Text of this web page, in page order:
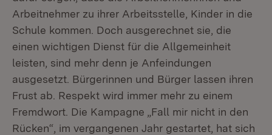
Arbeitnehmer zu ihrer Arbeitsstelle, Kinder in die
Schule kommen. Doch ausgerechnet sie, die
einen wichtigen Dienst für die Allgemeinheit
leisten, sind mehr denn je Anfeindungen
ausgesetzt. Bürgerinnen und Bürger lassen ihren
Frust ab. Respekt wird immer mehr zu einem
Fremdwort. Die Kampagne „Fall mir nicht in den
Rücken“, im vergangenen Jahr gestartet, hat sich